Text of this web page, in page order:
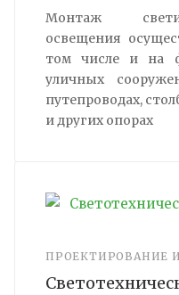
Монтаж
освещения
том числе и на
уличных
путепроводах,
и других опорах
ПРОЕКТИРОВАНИЕ